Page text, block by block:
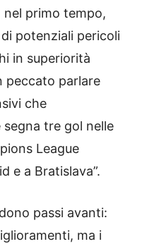
nel primo tempo,
potenziali pericoli
in superiorità
peccato parlare
che
tre gol nelle
League
e a Bratislava”.
passi avanti:
ma i